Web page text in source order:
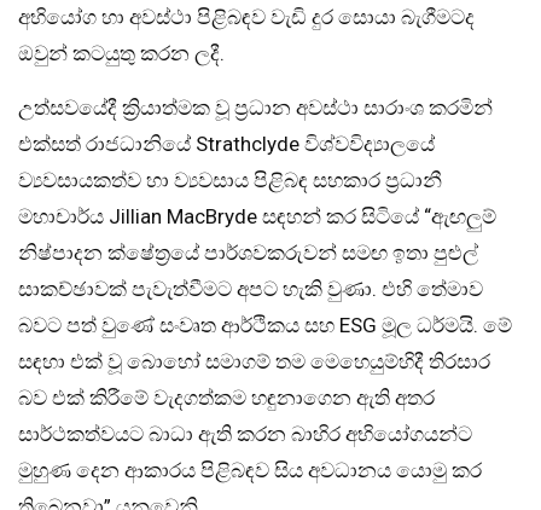
අභියෝග හා අවස්ථා පිළිබඳව වැඩි දුර සොයා බැගීමටද
ඔවුන් කටයුතු කරන ලදී.
උත්සවයේදී ක්‍රියාත්මක වූ ප්‍රධාන අවස්ථා සාරාංශ කරමින්
එක්සත් රාජධානියේ Strathclyde විශ්වවිද්‍යාලයේ
ව්‍යවසායකත්ව හා ව්‍යවසාය පිළිබඳ සහකාර ප්‍රධානී
මහාචාර්ය Jillian MacBryde සඳහන් කර සිටියේ “ඇඟලුම්
නිෂ්පාදන ක්ෂේත්‍රයේ පාර්ශවකරුවන් සමඟ ඉතා පුළුල්
සාකච්ඡාවක් පැවැත්වීමට අපට හැකි වුණා. එහි තේමාව
බවට පත් වුණේ සංවෘත ආර්ථිකය සහ ESG මූල ධර්මයි. මේ
සඳහා එක් වූ බොහෝ සමාගම් තම මෙහෙයුම්හිදී තිරසාර
බව එක් කිරීමේ වැදගත්කම හඳුනාගෙන ඇති අතර
සාර්ථකත්වයට බාධා ඇති කරන බාහිර අභියෝගයන්ට
මුහුණ දෙන ආකාරය පිළිබඳව සිය අවධානය යොමු කර